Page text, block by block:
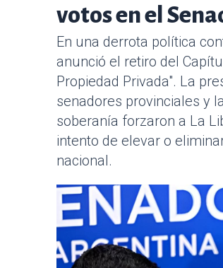
votos en el
En una derrota política
anunció el retiro del
Propiedad Privada". La
senadores provinciales y
soberanía forzaron a La
intento de elevar o
nacional.